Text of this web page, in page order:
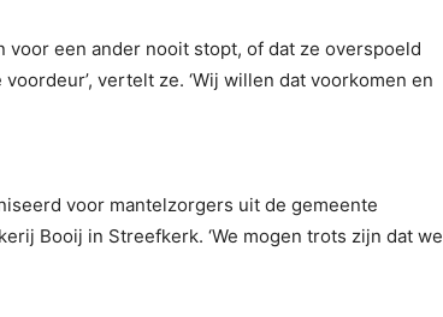
een ander nooit stopt, of dat ze overspoeld
vertelt ze. ‘Wij willen dat voorkomen en
voor mantelzorgers uit de gemeente
Booij in Streefkerk. ‘We mogen trots zijn dat we